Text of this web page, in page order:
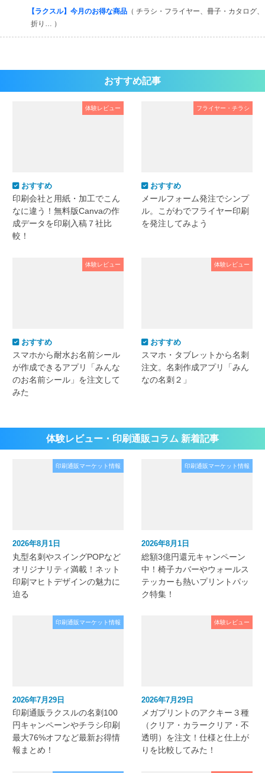
【ラクスル】今月のお得な商品 （ チラシ・フライヤー、冊子・カタログ、
折り… ）
おすすめ記事
体験レビュー
おすすめ
印刷会社と用紙・加工でこん
なに違う！無料版Canvaの作
成データを印刷入稿７社比
較！
フライヤー・チラシ
おすすめ
メールフォーム発注でシンプ
ル。こがわでフライヤー印刷
を発注してみよう
体験レビュー
おすすめ
スマホから耐水お名前シール
が作成できるアプリ「みんな
のお名前シール」を注文して
みた
体験レビュー
おすすめ
スマホ・タブレットから名刺
注文。名刺作成アプリ「みん
なの名刺２」
体験レビュー・印刷通販コラム 新着記事
印刷通販マーケット情報
2026年8月1日
丸型名刺やスイングPOPなど
オリジナリティ満載！ネット
印刷マヒトデザインの魅力に
迫る
印刷通販マーケット情報
2026年8月1日
総額3億円還元キャンペーン
中！椅子カバーやウォールス
テッカーも熱いプリントパッ
ク特集！
印刷通販マーケット情報
2026年7月29日
印刷通販ラクスルの名刺100
円キャンペーンやチラシ印刷
最大76%オフなど最新お得情
報まとめ！
体験レビュー
2026年7月29日
メガプリントのアクキー３種
（クリア・カラークリア・不
透明）を注文！仕様と仕上が
りを比較してみた！